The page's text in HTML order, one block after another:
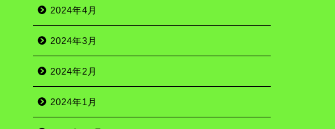
2024年4月
2024年3月
2024年2月
2024年1月